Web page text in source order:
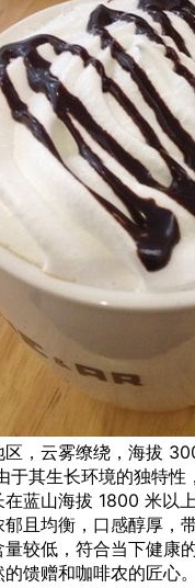
，云雾缭绕，海拔
其生长环境的独特性
蓝山海拔 1800 米以
郁且均衡， 口感醇厚，
较低，符合当下健康
馈赠和咖啡农的匠心。